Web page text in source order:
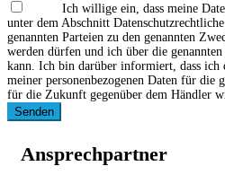
Ich willige ein, dass meine
unter dem Abschnitt
genannten Parteien zu den genannten
werden dürfen und ich über die
kann. Ich bin darüber informiert, dass ich
meiner personenbezogenen Daten für die
für die Zukunft gegenüber dem Händler
Senden
Ansprechpartner